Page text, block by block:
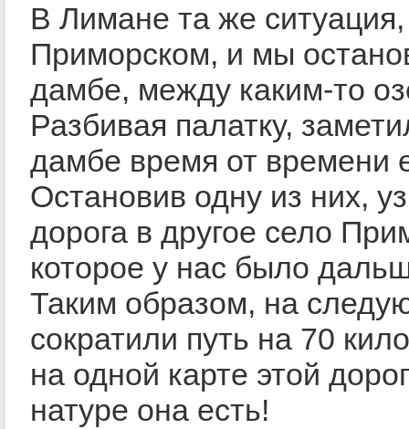
В Лимане та же ситуация,
Приморском, и мы
дамбе, между каким-то
Разбивая палатку,
дамбе время от времени
Остановив одну из них,
дорога в другое село
которое у нас было
Таким образом, на
сократили путь на 70
на одной карте этой
натуре она есть!